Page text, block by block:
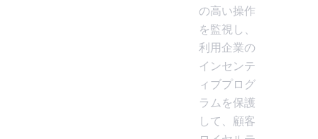
の高い操作
を監視し、
利用企業の
インセンテ
ィブプログ
ラムを保護
して、顧客